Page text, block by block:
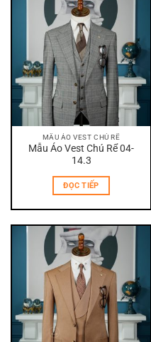
MẪU ÁO VEST CHÚ RỂ
Mẫu Áo Vest Chú Rể 04-
14.3
ĐỌC TIẾP